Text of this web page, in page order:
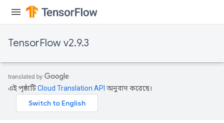
TensorFlow v2.9.3
এই পৃষ্ঠাটিCloud Translation API অনুবাদ করেছে।